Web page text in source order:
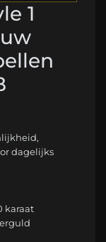
1
dagelijks
karaat